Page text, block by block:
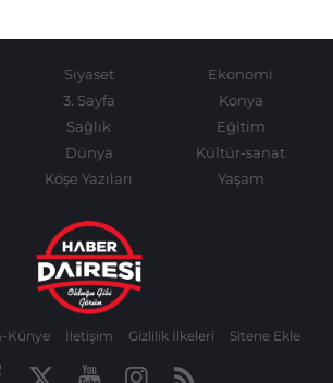
Siyaset
Ekonomi
3. Sayfa
Konya
Sağlık
Eğitim
Dünya
Kültür-sanat
Köşe Yazıları Yaşam
Künye İletişim Gizlilik İlkeleri Sitene Ekle